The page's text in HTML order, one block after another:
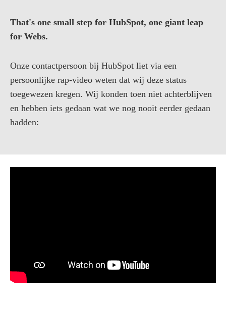
That's one small step for HubSpot, one giant leap
for Webs.
Onze contactpersoon bij HubSpot liet via een
persoonlijke rap-video weten dat wij deze status
toegewezen kregen. Wij konden toen niet achterblijven
en hebben iets gedaan wat we nog nooit eerder gedaan
hadden: